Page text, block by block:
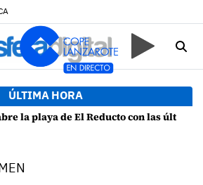
ÚLTIMA HORA
con las últimas analíticas mostrando "una buena calidad de las aguas para el baño"